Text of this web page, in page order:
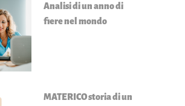
Analisi di un anno di
fiere nel mondo
MATERICO storia di un